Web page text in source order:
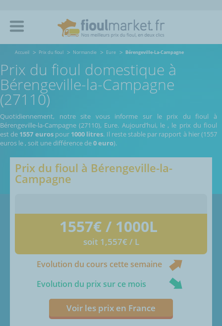
Accueil Prix du fioul Normandie Eure Bérengeville-La-Campagne
Prix du fioul domestique à
Bérengeville-la-Campagne
(27110)
Quotidiennement, notre site vous informe sur le prix du fioul à
Bérengeville-la-Campagne (27110), Eure. Aujourd’hui, le, le prix du fioul
est de 1557 eurospour 1000 litres. Il reste stable par rapport à hier (1557
euros le , soit une différence de0 euro).
Prix du fioul à Bérengeville-la-
Campagne
1557€ / 1000L
soit 1,557€ / L
Evolution du cours cette semaine
Evolution du prix sur ce mois
Voir les prix en France